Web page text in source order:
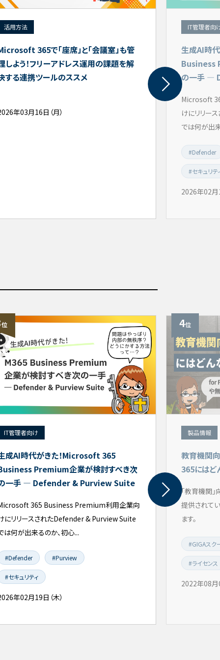
活用方法
365で「座席」と「会議室」も管
しよう！フリーアドレス運用の課題を解
する連携ツールのススメ
年03月16日（月）
IT管理者向
生成AI時
Business
の一手 ―
Microsoft
けにリリー
では何が出
#Defender
#セキュリテ
2026年02月
位
IT管理者向け
成AI時代がきた！Microsoft 365
Premium企業が検討すべき次
一手 ― Defender & Purview Suite
365 Business Premium利用企業向
にリリースされたDefender & Purview Suite
は何が出来るのか、初心...
#Defender #Purview
#セキュリティ
年02月19日（木）
4位
製品情報
教育機関
365にはど
「教育機関
提供されて
ます。
#GIGAスク
#ライセンス
2022年08月